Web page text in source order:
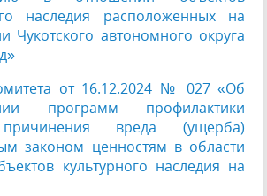
наследия расположенных на
Чукотского автономного округа
от 16.12.2024 № 027 «Об
программ профилактики
вреда (ущерба)
законом ценностям в области
культурного наследия на